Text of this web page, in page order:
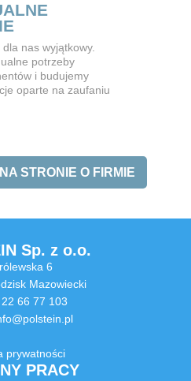
nas wyjątkowy.
potrzeby
i budujemy
oparte na zaufaniu
STRONIE O FIRMIE
Sp. z o.o.
6
Mazowiecki
66 77 103
prywatności
PRACY